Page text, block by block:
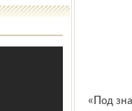
«Под знаменем Сталина» – так назвали экспозицию сотрудники музея Сергей